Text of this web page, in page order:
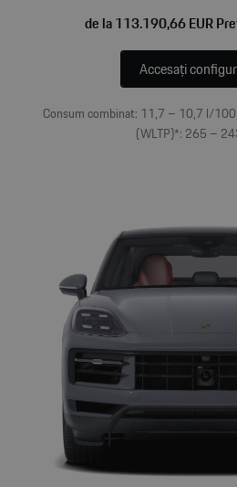
de la 113.190,66 EUR
Accesați
Consum combinat: 11,7 – 10,7 l/
(WLTP)*: 265 –